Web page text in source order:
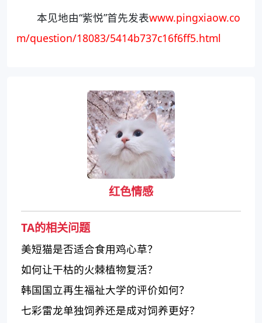
本见地由“紫悦”首先发表www.pingxiaow.co
m/question/18083/5414b737c16f6ff5.html
红色情感
TA的相关问题
美短猫是否适合食用鸡心草？
如何让干枯的火棘植物复活？
韩国国立再生福祉大学的评价如何？
七彩雷龙单独饲养还是成对饲养更好？